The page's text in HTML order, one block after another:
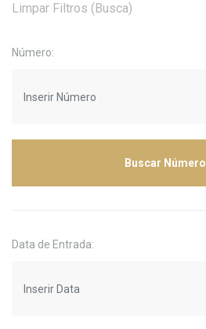
Limpar Filtros (Busca)
Número:
Buscar Número
Data de Entrada: